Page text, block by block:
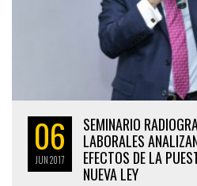
06
JUN2017
SEMINARIO
LABORALES
EFECTOS DE LA
NUEVA LEY